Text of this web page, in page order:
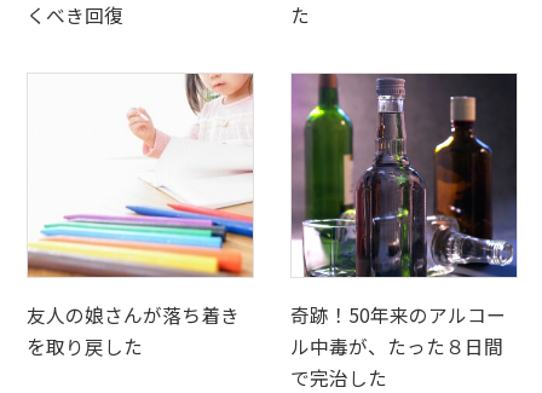
くべき回復
た
友人の娘さんが落ち着き
を取り戻した
奇跡！50年来のアルコー
ル中毒が、たった８日間
で完治した